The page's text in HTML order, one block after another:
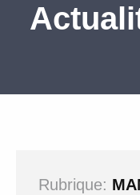
Rubrique: